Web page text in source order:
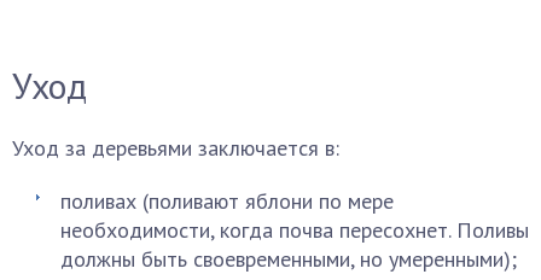
Уход
Уход за деревьями заключается в:
поливах (поливают яблони по мере
необходимости, когда почва пересохнет. Поливы
должны быть своевременными, но умеренными);